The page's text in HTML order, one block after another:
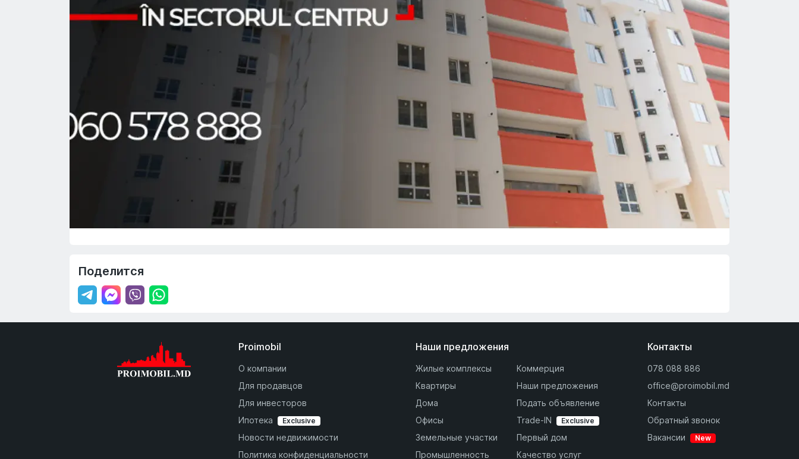
Поделится
Proimobil
О компании
Для продавцов
Для инвесторов
Ипотека
Exclusive
Новости недвижимости
Политика конфиденциальности
Наши предложения
Жилые комплексы
Квартиры
Дома
Офисы
Земельные участки
Промышленность
Коммерция
Наши предложения
Подать объявление
Trade-IN
Exclusive
Первый дом
Качество услуг
Контакты
078 088 886
office@proimobil.md
Контакты
Обратный звонок
Вакансии
New